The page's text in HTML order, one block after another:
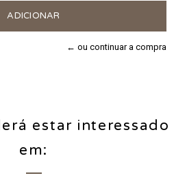
← ou continuar a compra
estar interessado
em: